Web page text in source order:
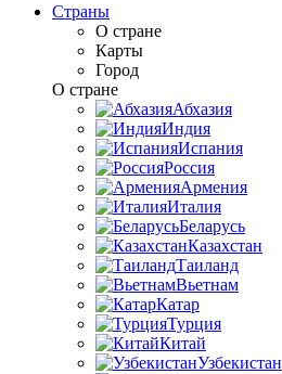
Страны
О стране
Карты
Город
О стране
Абхазия
Индия
Испания
Россия
Армения
Италия
Беларусь
Казахстан
Таиланд
Вьетнам
Катар
Турция
Китай
Узбекистан